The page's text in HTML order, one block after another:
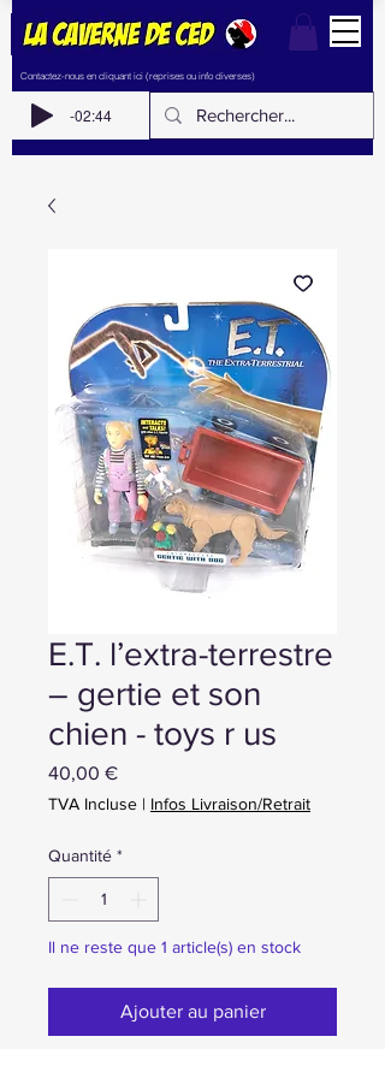
Contactez-nous en cliquant ici (reprises ou info diverses)
-02:44
E.T. l’extra-terrestre
– gertie et son
chien - toys r us
40,00 €Prix
TVA Incluse | Infos Livraison/Retrait
Quantité *
Il ne reste que 1 article(s) en stock
Ajouter au panier